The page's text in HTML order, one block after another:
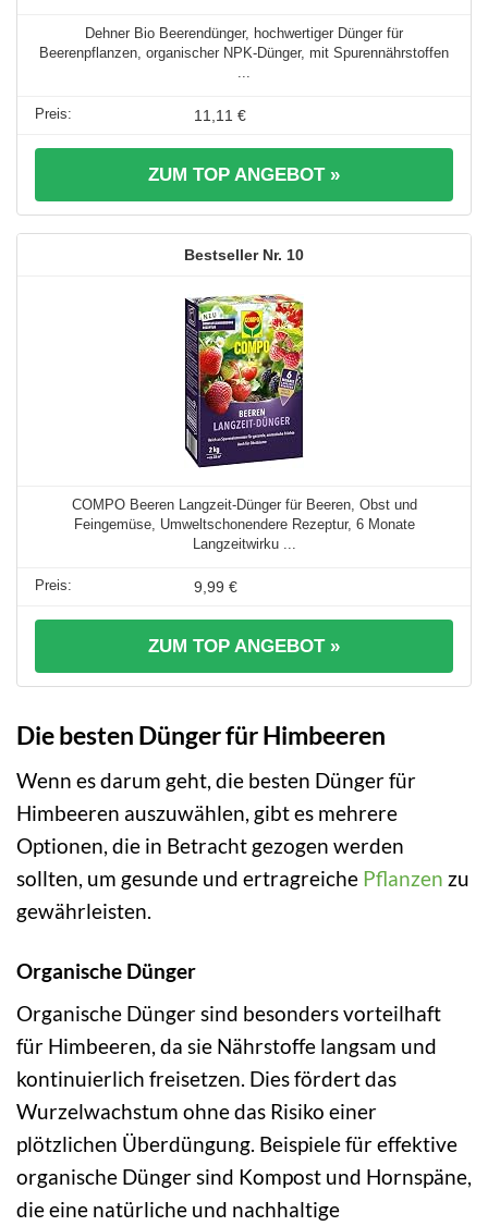
Dehner Bio Beerendünger, hochwertiger Dünger für
Beerenpflanzen, organischer NPK-Dünger, mit Spurennährstoffen
...
11,11 €
ZUM TOP ANGEBOT »
10
COMPO Beeren Langzeit-Dünger für Beeren, Obst und
Feingemüse, Umweltschonendere Rezeptur, 6 Monate
Langzeitwirku ...
9,99 €
ZUM TOP ANGEBOT »
Die besten Dünger für Himbeeren
Wenn es darum geht, die besten Dünger für
Himbeeren auszuwählen, gibt es mehrere
Optionen, die in Betracht gezogen werden
sollten, um gesunde und ertragreiche Pflanzen zu
gewährleisten.
Organische Dünger
Organische Dünger sind besonders vorteilhaft
für Himbeeren, da sie Nährstoffe langsam und
kontinuierlich freisetzen. Dies fördert das
Wurzelwachstum ohne das Risiko einer
plötzlichen Überdüngung. Beispiele für effektive
organische Dünger sind Kompost und Hornspäne,
die eine natürliche und nachhaltige